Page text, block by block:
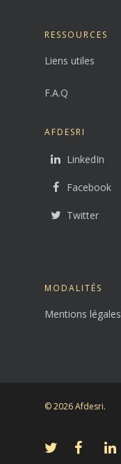
RESSOURCES
Liens utiles
F.A.Q
AFDESRI
LinkedIn
Facebook
Twitter
MODALITÉS
Mentions légales
© 2026 Afdesri.